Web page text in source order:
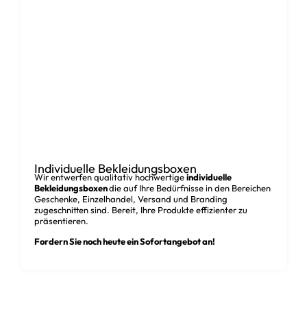
Individuelle Bekleidungsboxen
Wir entwerfen qualitativ hochwertigeindividuelle
Bekleidungsboxendie auf Ihre Bedürfnisse in den Bereichen
Geschenke, Einzelhandel, Versand und Branding
zugeschnitten sind. Bereit, Ihre Produkte effizienter zu
präsentieren.
Fordern Sie noch heute ein Sofortangebot an!